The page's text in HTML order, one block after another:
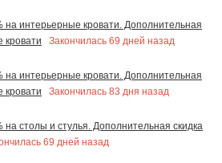
на интерьерные кровати. Дополнительная
кровати
Закончилась 69 дней назад
на интерьерные кровати. Дополнительная
кровати
Закончилась 83 дня назад
на столы и стулья. Дополнительная скидка
69 дней назад